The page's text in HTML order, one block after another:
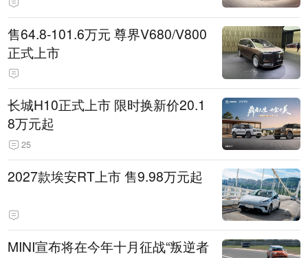
售64.8-101.6万元 尊界V680/V800
正式上市
长城H10正式上市 限时换新价20.1
8万元起
25
2027款埃安RT上市 售9.98万元起
MINI宣布将在今年十月征战“叛逆者